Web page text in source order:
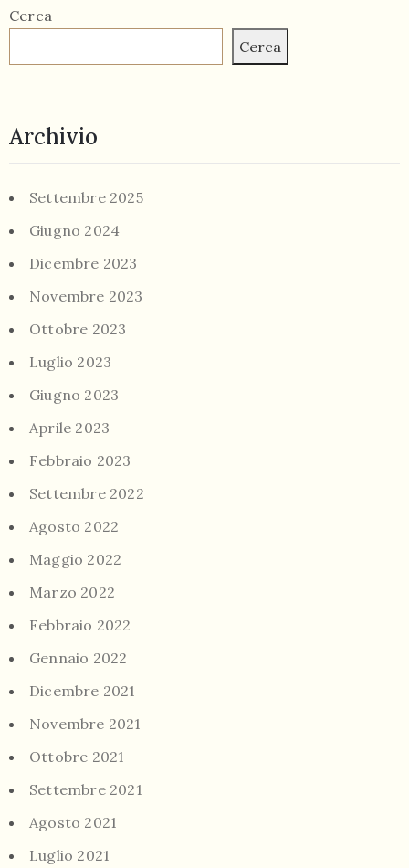
Cerca
Cerca
Archivio
Settembre 2025
Giugno 2024
Dicembre 2023
Novembre 2023
Ottobre 2023
Luglio 2023
Giugno 2023
Aprile 2023
Febbraio 2023
Settembre 2022
Agosto 2022
Maggio 2022
Marzo 2022
Febbraio 2022
Gennaio 2022
Dicembre 2021
Novembre 2021
Ottobre 2021
Settembre 2021
Agosto 2021
Luglio 2021